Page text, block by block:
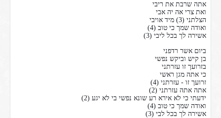
אתה שרבת את ריבי
ואת צרי אה יה אבי
הצלתני (3) מיד אויבי
ואודה שמך כי טוב (4)
אשירה לך בכל ליבי (3)
ביום אשר רדפני
בן קיש וביקש נפשי
בזרועך זו עזרתני
כי אתה מגן ראשי
זרועך זו - עזרתני (4)
אתה אתה עזרתני (2)
ידעתי כי לא אירא רע שונא נפשי בי לא יגע (2)
ואודה שמך כי טוב (4)
אשירה לך בכל לבי (3)